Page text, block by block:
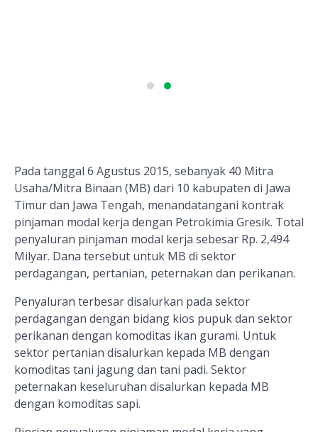
Pada tanggal 6 Agustus 2015, sebanyak 40 Mitra
Usaha/Mitra Binaan (MB) dari 10 kabupaten di Jawa
Timur dan Jawa Tengah, menandatangani kontrak
pinjaman modal kerja dengan Petrokimia Gresik. Total
penyaluran pinjaman modal kerja sebesar Rp. 2,494
Milyar. Dana tersebut untuk MB di sektor
perdagangan, pertanian, peternakan dan perikanan.
Penyaluran terbesar disalurkan pada sektor
perdagangan dengan bidang kios pupuk dan sektor
perikanan dengan komoditas ikan gurami. Untuk
sektor pertanian disalurkan kepada MB dengan
komoditas tani jagung dan tani padi. Sektor
peternakan keseluruhan disalurkan kepada MB
dengan komoditas sapi.